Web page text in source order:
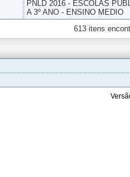
PNLD 2016 - ESCOLAS
A 3º ANO - ENSINO MEDIO
613 itens